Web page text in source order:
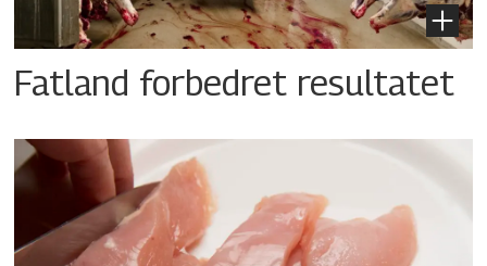
Fatland forbedret resultatet